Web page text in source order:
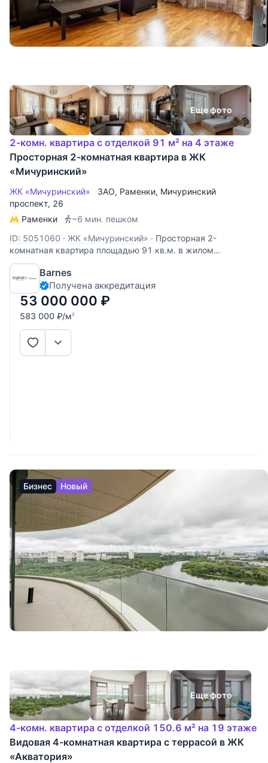
Еще фото
2-комн. квартира с отделкой 91 м² на 4 этаже
Просторная 2-комнатная квартира в ЖК
«Мичуринский»
ЖК «Мичуринский» ЗАО, Раменки, Мичуринский
проспект, 26
Раменки
~6 мин. пешком
ID: 5051060 · ЖК «Мичуринский» · Просторная 2-
комнатная квартира площадью 91 кв.м. в жилом
комплексе «Мичуринский», расположенном в пешей
доступности от МГУ. Квартира с отделкой в современном
стиле. Функциональное планировочное решение: две
комнаты, кухня, гардеробная,
Barnes
Получена аккредитация
53 000 000 ₽
583 000 ₽/м2
Бизнес Новый
Еще фото
4-комн. квартира с отделкой 150.6 м² на 19 этаже
Видовая 4-комнатная квартира с террасой в ЖК
«Акватория»